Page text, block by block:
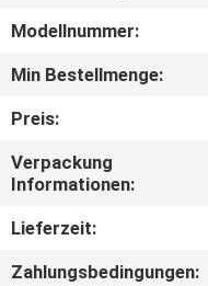
FABRIK-
AUSFLUG
TRETEN
SIE
Modellnummer:
Min Bestellmenge:
Preis:
Verpackung
Informationen:
Lieferzeit:
Zahlungsbedingungen: